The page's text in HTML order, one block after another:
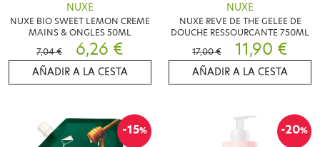
NUXE
NUXE BIO SWEET LEMON CREME
MAINS & ONGLES 50ML
7,04 €
6,26 €
AÑADIR A LA CESTA
NUXE
NUXE REVE DE THE GELEE DE
DOUCHE RESSOURCANTE 750ML
17,00 €
11,90 €
AÑADIR A LA CESTA
-15% -20%